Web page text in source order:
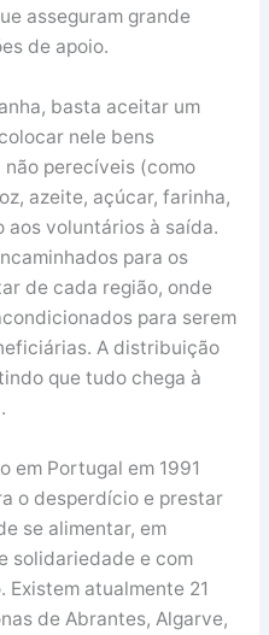
asseguram grande
de apoio.
basta aceitar um
nele bens
perecíveis (como
azeite, açúcar, farinha,
voluntários à saída.
para os
de cada região, onde
para serem
A distribuição
que tudo chega à
em Portugal em 1991
o desperdício e prestar
se alimentar, em
solidariedade e com
atualmente 21
de Abrantes, Algarve,